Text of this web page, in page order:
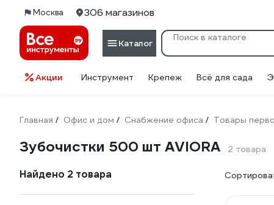
Москва 306 магазинов
Каталог
Акции Инструмент Крепеж Всё для сада
Главная / Офис и дом / Снабжение офиса / Товары
Зубочистки 500 шт AVIORA 2 товара
Найдено 2 товара